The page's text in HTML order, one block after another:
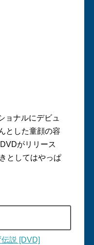
ョナルにデビュ
とした童顔の容
がリリース
としてはやっぱ
説 [DVD]